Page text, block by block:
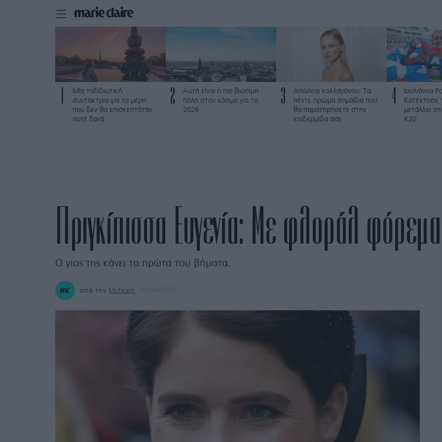
Μία ταξιδιωτική
συντάκτρια για τα μέρη
που δεν θα επισκεπτόταν
ποτέ ξανά
2
Αυτή είναι η πιο βιώσιμη
πόλη στον κόσμο για το
2026
3
Απώλεια κολλαγόνου: Τα
πέντε πρώιμα σημάδια που
θα παρατηρήσετε στην
επιδερμίδα σας
4
Ιουλιάννα
Κατέκτησε
μετάλλιο
Κ20
Πριγκίπισσα Ευγενία: Με φλοράλ
Ο γιος της κάνει τα πρώτα του βήματα.
από την Mcteam